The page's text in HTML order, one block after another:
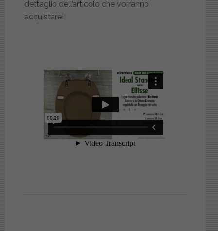
dettaglio dell’articolo che vorranno
acquistare!